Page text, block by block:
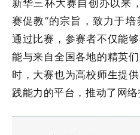
新华三杯大赛自创办以来
赛促教”的宗旨，致力于培
通过比赛，参赛者不仅能
能与来自全国各地的精英
时，大赛也为高校师生提
践能力的平台，推动了网络